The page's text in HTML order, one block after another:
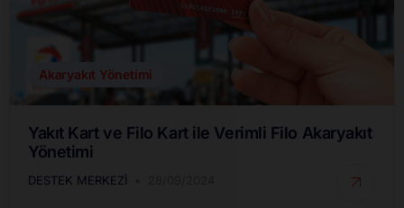
Akaryakıt Yönetimi
Yakıt Kart ve Filo Kart ile Verimli Filo Akaryakıt
Yönetimi
DESTEK MERKEZI